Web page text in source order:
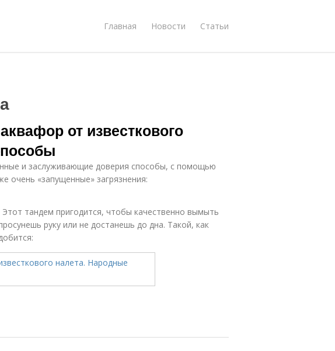
Главная Новости Статьи
от известкового
и заслуживающие доверия способы, с помощью
очень «запущенные» загрязнения:
тандем пригодится, чтобы качественно вымыть
руку или не достанешь до дна. Такой, как